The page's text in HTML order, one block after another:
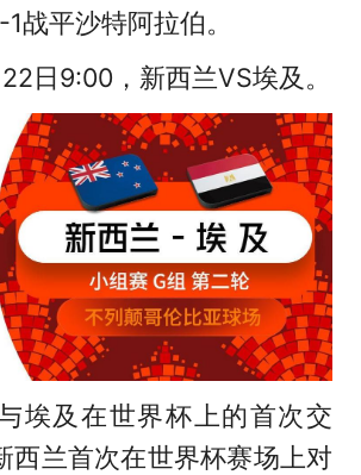
战平沙特阿拉伯。
日9:00，新西兰VS埃及。
埃及在世界杯上的首次交
西兰首次在世界杯赛场上对